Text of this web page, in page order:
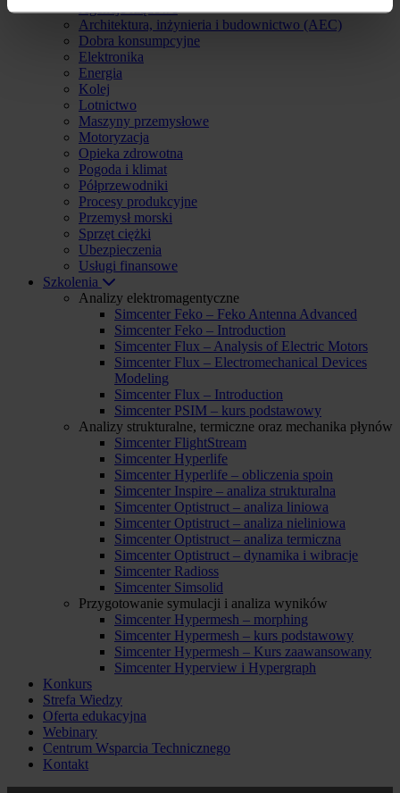
Agencje rządowe
Architektura, inżynieria i budownictwo (AEC)
Dobra konsumpcyjne
Elektronika
Energia
Kolej
Lotnictwo
Maszyny przemysłowe
Motoryzacja
Opieka zdrowotna
Pogoda i klimat
Półprzewodniki
Procesy produkcyjne
Przemysł morski
Sprzęt ciężki
Ubezpieczenia
Usługi finansowe
Szkolenia
Analizy elektromagentyczne
Simcenter Feko – Feko Antenna Advanced
Simcenter Feko – Introduction
Simcenter Flux – Analysis of Electric Motors
Simcenter Flux – Electromechanical Devices
Modeling
Simcenter Flux – Introduction
Simcenter PSIM – kurs podstawowy
Analizy strukturalne, termiczne oraz mechanika płynów
Simcenter FlightStream
Simcenter Hyperlife
Simcenter Hyperlife – obliczenia spoin
Simcenter Inspire – analiza strukturalna
Simcenter Optistruct – analiza liniowa
Simcenter Optistruct – analiza nieliniowa
Simcenter Optistruct – analiza termiczna
Simcenter Optistruct – dynamika i wibracje
Simcenter Radioss
Simcenter Simsolid
Przygotowanie symulacji i analiza wyników
Simcenter Hypermesh – morphing
Simcenter Hypermesh – kurs podstawowy
Simcenter Hypermesh – Kurs zaawansowany
Simcenter Hyperview i Hypergraph
Konkurs
Strefa Wiedzy
Oferta edukacyjna
Webinary
Centrum Wsparcia Technicznego
Kontakt